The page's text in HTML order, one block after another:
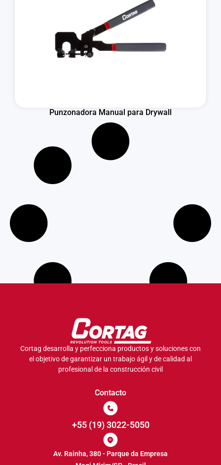
Punzonadora Manual para Drywall
Cortag desarrolla y perfecciona productos y soluciones con
el objetivo de garantizar un trabajo ágil y de calidad al
profesional de la construcción civil
Contacto
+55 (19) 3022-5050
Av. Rainha, 380 - Parque da Empresa